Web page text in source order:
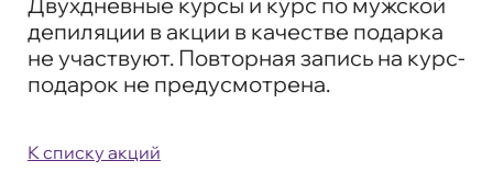
депиляции в акции в качестве подарка
не участвуют. Повторная запись на курс-
подарок не предусмотрена.
К списку акций